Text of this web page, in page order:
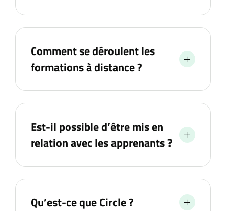
Comment se déroulent les
formations à distance ?
Est-il possible d’être mis en
relation avec les apprenants ?
Qu’est-ce que Circle ?